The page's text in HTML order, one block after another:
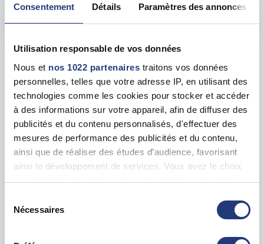
Consentement Détails Paramètres des annonces
Utilisation responsable de vos données
Nous et nos 1022 partenaires traitons vos données
personnelles, telles que votre adresse IP, en utilisant des
technologies comme les cookies pour stocker et accéder
à des informations sur votre appareil, afin de diffuser des
publicités et du contenu personnalisés, d'effectuer des
mesures de performance des publicités et du contenu,
ainsi que de réaliser des études d’audience, favorisant
ainsi le développement de services. Vous avez le choix
quant à l'utilisation de vos données et à leurs finalités.
tout moment en consultant la Déclaration relative aux
cookies ou en cliquant sur l'icône de confidentialité.
Nécessaires
Cher (18) 24 dates disponibles
Indre-et-Loire (37) 52 dates disponibles
Loir-et-Cher (41) 12 dates disponibles
Vienne (86) 63 dates disponibles